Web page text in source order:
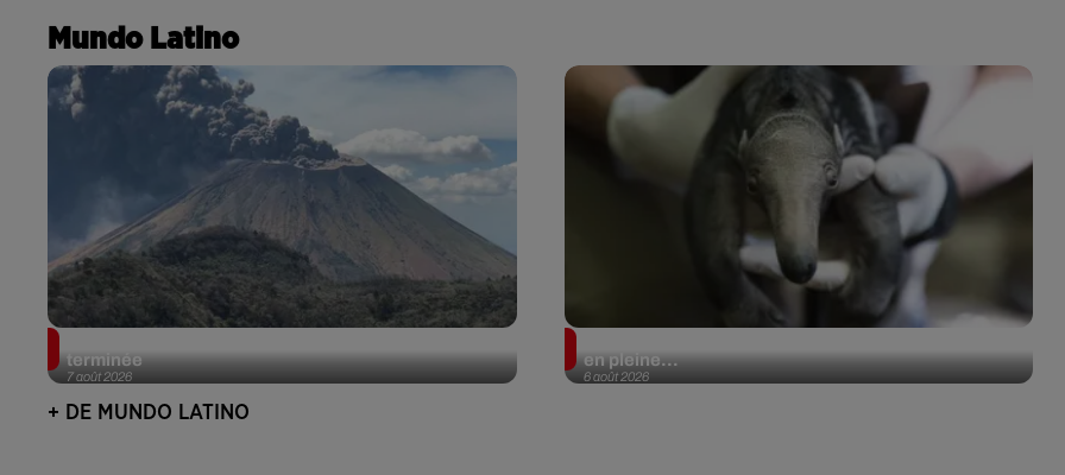
Mundo Latino
7 août 2026
terminée
6 août 2026
en pleine...
+ DE MUNDO LATINO